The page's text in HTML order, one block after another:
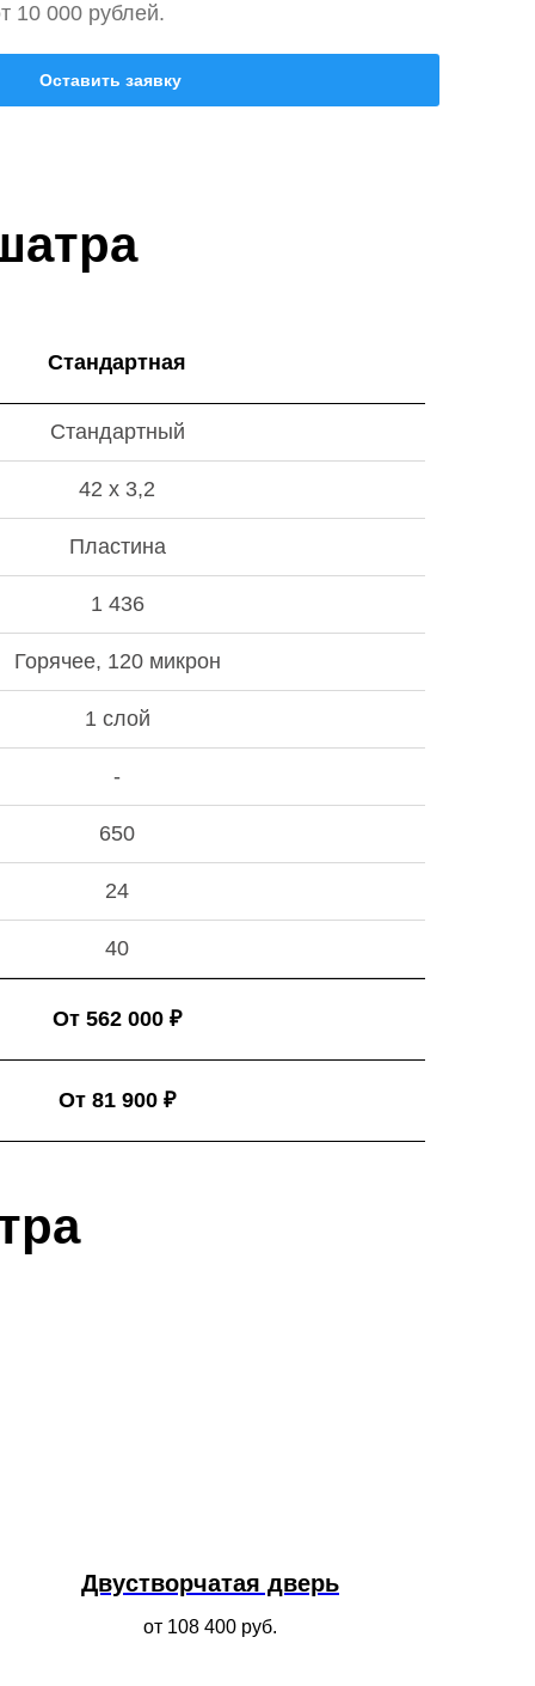
10 000 рублей.
Оставить заявку
Стандартная
Стандартный
42 х 3,2
Пластина
1 436
Горячее, 120 микрон
1 слой
-
650
24
40
От 562 000 ₽
От 81 900 ₽
Двустворчатая дверь
от 108 400 руб.